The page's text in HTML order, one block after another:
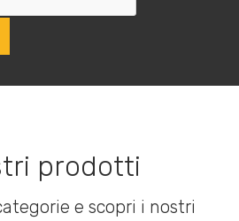
prodotti
e scopri i nostri